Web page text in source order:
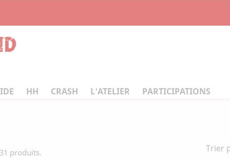
HH CRASH L'ATELIER PARTICIPATIONS
produits. Trier